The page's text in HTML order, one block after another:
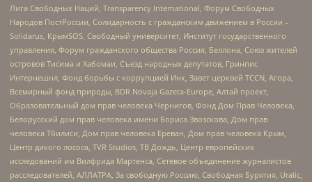
Лига Свободных Наций, Transparеncy International, Форум Свободных
Народов ПостРоссии, Солидарность с гражданским движением в России –
Solidarus, КрымSOS, Свободный университет, Институт государственного
управления, Форум гражданского общества Россия, Беллона, Союз жителей
островов Тисима и Хабомаи, Съезд народных депутатов, Гринпис
Интернешнл, Фонд борьбы с коррупцией Инк, Завет церквей TCCN, Агора,
Всемирный фонд природы, BDR Novaja Gazeta-Europe, Алтай проект,
Образовательный дом прав человека Чернигов, Фонд Дом Прав Человека,
Белорусский дом прав человека имени Бориса Звозскова, Дом прав
человека Тбилиси, Дом прав человека Ереван, Дом прав человека Крым,
Центр дикого лосося, TVR Studios, ТВ Дождь, Центр европейских
исследований им Вилфрида Мартенса, Сетевое объединение журналистов
расследователей, АЛЛАТРА, За свободную Россию, Свободная Бурятия, Uralic,